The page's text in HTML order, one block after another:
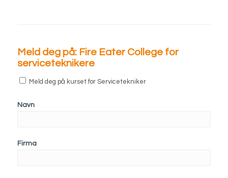
Meld deg på: Fire Eater College for
serviceteknikere
Meld deg på kurset for Servicetekniker
Navn
Firma